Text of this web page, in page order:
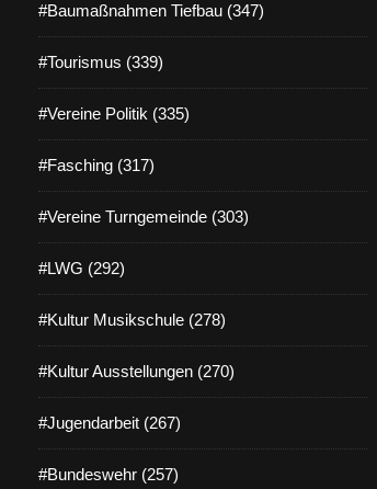
#Baumaßnahmen Tiefbau (347)
#Tourismus (339)
#Vereine Politik (335)
#Fasching (317)
#Vereine Turngemeinde (303)
#LWG (292)
#Kultur Musikschule (278)
#Kultur Ausstellungen (270)
#Jugendarbeit (267)
#Bundeswehr (257)